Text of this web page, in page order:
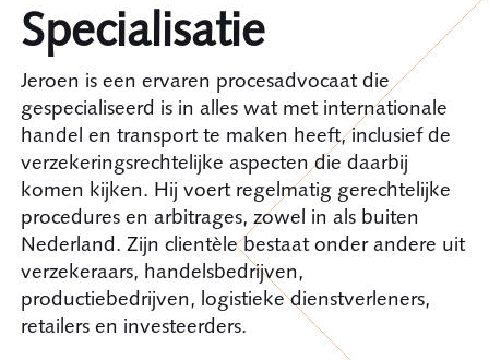
Specialisatie
Jeroen is een ervaren procesadvocaat die
gespecialiseerd is in alles wat met internationale
handel en transport te maken heeft, inclusief de
verzekeringsrechtelijke aspecten die daarbij
komen kijken. Hij voert regelmatig gerechtelijke
procedures en arbitrages, zowel in als buiten
Nederland. Zijn clientèle bestaat onder andere uit
verzekeraars, handelsbedrijven,
productiebedrijven, logistieke dienstverleners,
retailers en investeerders.